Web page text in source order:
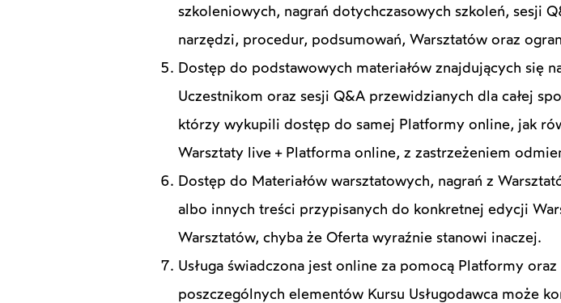
szkoleniowych, nagrań dotychczasowych szkoleń, sesji
narzędzi, procedur, podsumowań, Warsztatów oraz
Dostęp do podstawowych materiałów znajdujących się
Uczestnikom oraz sesji Q&A przewidzianych dla całej
którzy wykupili dostęp do samej Platformy online, jak
Warsztaty live + Platforma online, z zastrzeżeniem
Dostęp do Materiałów warsztatowych, nagrań z
albo innych treści przypisanych do konkretnej edycji
Warsztatów, chyba że Oferta wyraźnie stanowi inaczej.
Usługa świadczona jest online za pomocą Platformy
poszczególnych elementów Kursu Usługodawca może